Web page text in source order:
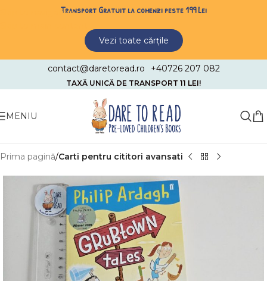
Skip to navigationTransport Gratuit la comenzi peste 199 Lei
Vezi toate cărțile
contact@daretoread.ro +40726 207 082
TAXĂ UNICĂ DE TRANSPORT 11 LEI!
MENIU
Prima pagină Carti pentru cititori avansati